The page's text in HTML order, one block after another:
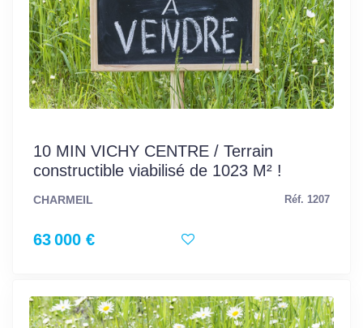
10 MIN VICHY CENTRE / Terrain
constructible viabilisé de 1023 M² !
CHARMEIL Réf. 1207
63 000 €